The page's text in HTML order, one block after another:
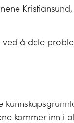
Kristiansund,
å dele
kommer inn i